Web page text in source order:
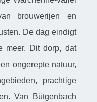
brouwerijen en
De dag eindigt
meer. Dit dorp, dat
ongerepte natuur,
prachtige
Van Bütgenbach